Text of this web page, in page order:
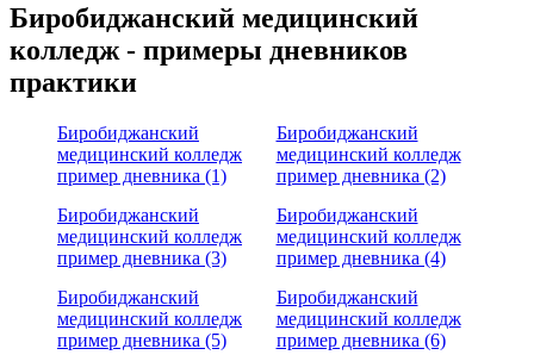
Биробиджанский медицинский
колледж - примеры дневников
практики
Биробиджанский
медицинский колледж
пример дневника (1)
Биробиджанский
медицинский колледж
пример дневника (2)
Биробиджанский
медицинский колледж
пример дневника (3)
Биробиджанский
медицинский колледж
пример дневника (4)
Биробиджанский
медицинский колледж
пример дневника (5)
Биробиджанский
медицинский колледж
пример дневника (6)